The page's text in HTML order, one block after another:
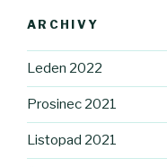
ARCHIVY
Leden 2022
Prosinec 2021
Listopad 2021